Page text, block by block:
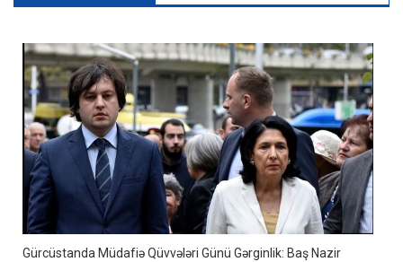
Gürcüstanda Müdafiə Qüvvələri Günü Gərginlik: Baş Nazir